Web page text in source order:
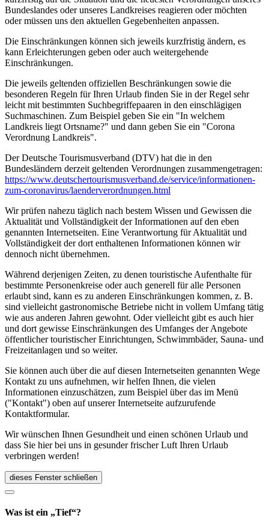
Bundeslandes oder unseres Landkreises reagieren oder möchten
oder müssen uns den aktuellen Gegebenheiten anpassen.
Die Einschränkungen können sich jeweils kurzfristig ändern, es
kann Erleichterungen geben oder auch weitergehende
Einschränkungen.
Die jeweils geltenden offiziellen Beschränkungen sowie die
besonderen Regeln für Ihren Urlaub finden Sie in der Regel sehr
leicht mit bestimmten Suchbegriffepaaren in den einschlägigen
Suchmaschinen. Zum Beispiel geben Sie ein "In welchem
Landkreis liegt Ortsname?" und dann geben Sie ein "Corona
Verordnung Landkreis".
Der Deutsche Tourismusverband (DTV) hat die in den
Bundesländern derzeit geltenden Verordnungen zusammengetragen:
https://www.deutscher­tourismusverband.de/­service/­informationen-
zum-coronavirus/­laenderverordnungen.html
Wir prüfen nahezu täglich nach bestem Wissen und Gewissen die
Aktualität und Vollständigkeit der Informationen auf den eben
genannten Internetseiten. Eine Verantwortung für Aktualität und
Vollständigkeit der dort enthaltenen Informationen können wir
dennoch nicht übernehmen.
Während derjenigen Zeiten, zu denen touristische Aufenthalte für
bestimmte Personenkreise oder auch generell für alle Personen
erlaubt sind, kann es zu anderen Einschränkungen kommen, z. B.
sind vielleicht gastronomische Betriebe nicht in vollem Umfang tätig
wie aus anderen Jahren gewohnt. Oder vielleicht gibt es auch hier
und dort gewisse Einschränkungen des Umfanges der Angebote
öffentlicher touristischer Einrichtungen, Schwimmbäder, Sauna- und
Freizeitanlagen und so weiter.
Sie können auch über die auf diesen Internetseiten genannten Wege
Kontakt zu uns aufnehmen, wir helfen Ihnen, die vielen
Informationen einzuschätzen, zum Beispiel über das im Menü
("Kontakt") oben auf unserer Internetseite aufzurufende
Kontaktformular.
Wir wünschen Ihnen Gesundheit und einen schönen Urlaub und
dass Sie hier bei uns in gesunder frischer Luft Ihren Urlaub
verbringen werden!
dieses Fenster schließen
Was ist ein „Tief“?